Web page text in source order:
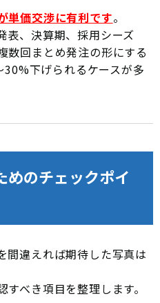
単価交渉に有利です。
表、決算期、採用シーズ
数回まとめ発注の形にする
下げられるケースが多
めのチェックポイ
間違えれば期待した写真は
べき項目を整理します。